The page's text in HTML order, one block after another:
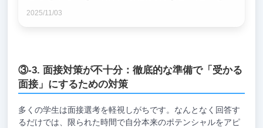
較！
2025/11/03
③-3. 面接対策が不十分：徹底的な準備で「受かる
面接」にするための対策
多くの学生は面接選考を軽視しがちです。なんとなく回答す
るだけでは、限られた時間で自分本来のポテンシャルをアピ